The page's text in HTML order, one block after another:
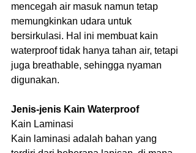
mencegah air masuk namun tetap
memungkinkan udara untuk
bersirkulasi. Hal ini membuat kain
waterproof tidak hanya tahan air, tetapi
juga breathable, sehingga nyaman
digunakan.
Jenis-jenis Kain Waterproof
Kain Laminasi
Kain laminasi adalah bahan yang